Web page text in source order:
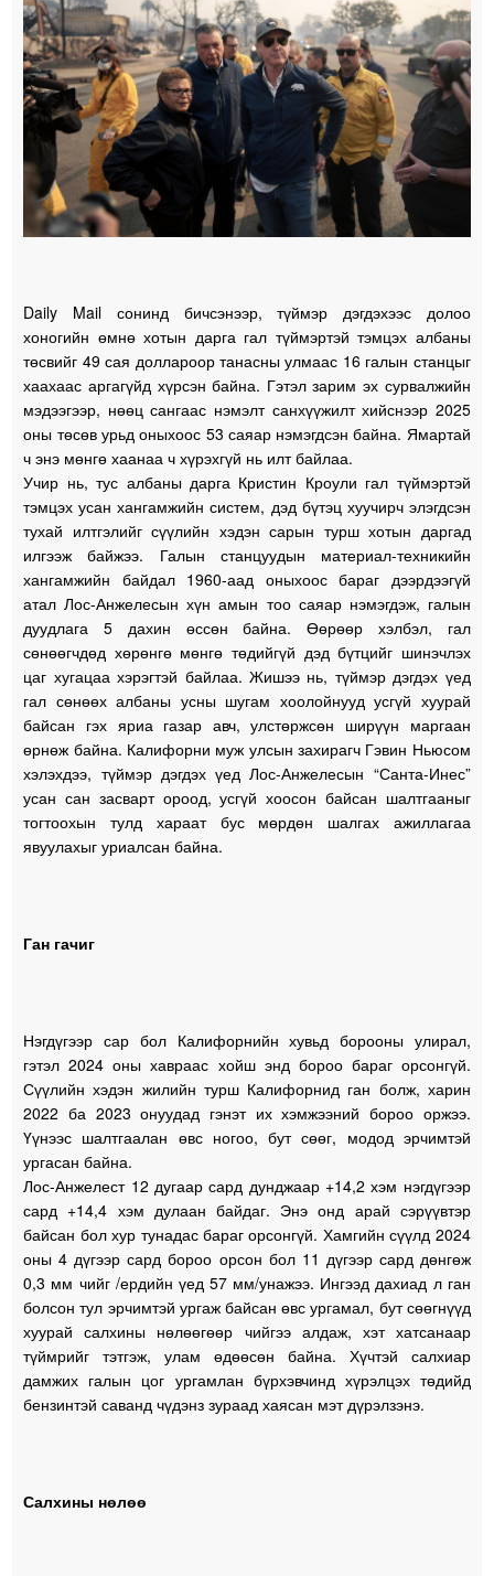
Daily Mail сонинд бичсэнээр, түймэр дэгдэхээс долоо
хоногийн өмнө хотын дарга гал түймэртэй тэмцэх албаны
төсвийг 49 сая доллароор танасны улмаас 16 галын станцыг
хаахаас аргагүйд хүрсэн байна. Гэтэл зарим эх сурвалжийн
мэдээгээр, нөөц сангаас нэмэлт санхүүжилт хийснээр 2025
оны төсөв урьд оныхоос 53 саяар нэмэгдсэн байна. Ямартай
ч энэ мөнгө хаанаа ч хүрэхгүй нь илт байлаа.
Учир нь, тус албаны дарга Кристин Кроули гал түймэртэй
тэмцэх усан хангамжийн систем, дэд бүтэц хуучирч элэгдсэн
тухай илтгэлийг сүүлийн хэдэн сарын турш хотын даргад
илгээж байжээ. Галын станцуудын материал-техникийн
хангамжийн байдал 1960-аад оныхоос бараг дээрдээгүй
атал Лос-Анжелесын хүн амын тоо саяар нэмэгдэж, галын
дуудлага 5 дахин өссөн байна. Өөрөөр хэлбэл, гал
сөнөөгчдөд хөрөнгө мөнгө төдийгүй дэд бүтцийг шинэчлэх
цаг хугацаа хэрэгтэй байлаа. Жишээ нь, түймэр дэгдэх үед
гал сөнөөх албаны усны шугам хоолойнууд усгүй хуурай
байсан гэх яриа газар авч, улстөржсөн ширүүн маргаан
өрнөж байна. Калифорни муж улсын захирагч Гэвин Ньюсом
хэлэхдээ, түймэр дэгдэх үед Лос-Анжелесын “Санта-Инес”
усан сан засварт ороод, усгүй хоосон байсан шалтгааныг
тогтоохын тулд хараат бус мөрдөн шалгах ажиллагаа
явуулахыг уриалсан байна.
Ган гачиг
Нэгдүгээр сар бол Калифорнийн хувьд борооны улирал,
гэтэл 2024 оны хавраас хойш энд бороо бараг орсонгүй.
Сүүлийн хэдэн жилийн турш Калифорнид ган болж, харин
2022 ба 2023 онуудад гэнэт их хэмжээний бороо оржээ.
Үүнээс шалтгаалан өвс ногоо, бут сөөг, модод эрчимтэй
ургасан байна.
Лос-Анжелест 12 дугаар сард дунджаар +14,2 хэм нэгдүгээр
сард +14,4 хэм дулаан байдаг. Энэ онд арай сэрүүвтэр
байсан бол хур тунадас бараг орсонгүй. Хамгийн сүүлд 2024
оны 4 дүгээр сард бороо орсон бол 11 дүгээр сард дөнгөж
0,3 мм чийг /ердийн үед 57 мм/унажээ. Ингээд дахиад л ган
болсон тул эрчимтэй ургаж байсан өвс ургамал, бут сөөгнүүд
хуурай салхины нөлөөгөөр чийгээ алдаж, хэт хатсанаар
түймрийг тэтгэж, улам өдөөсөн байна. Хүчтэй салхиар
дамжих галын цог ургамлан бүрхэвчинд хүрэлцэх төдийд
бензинтэй саванд чүдэнз зураад хаясан мэт дүрэлзэнэ.
Салхины нөлөө